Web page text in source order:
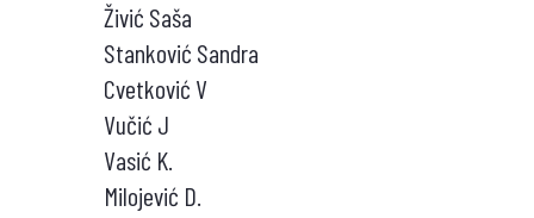
Živić Saša
Stanković Sandra
Cvetković V
Vučić J
Vasić K.
Milojević D.